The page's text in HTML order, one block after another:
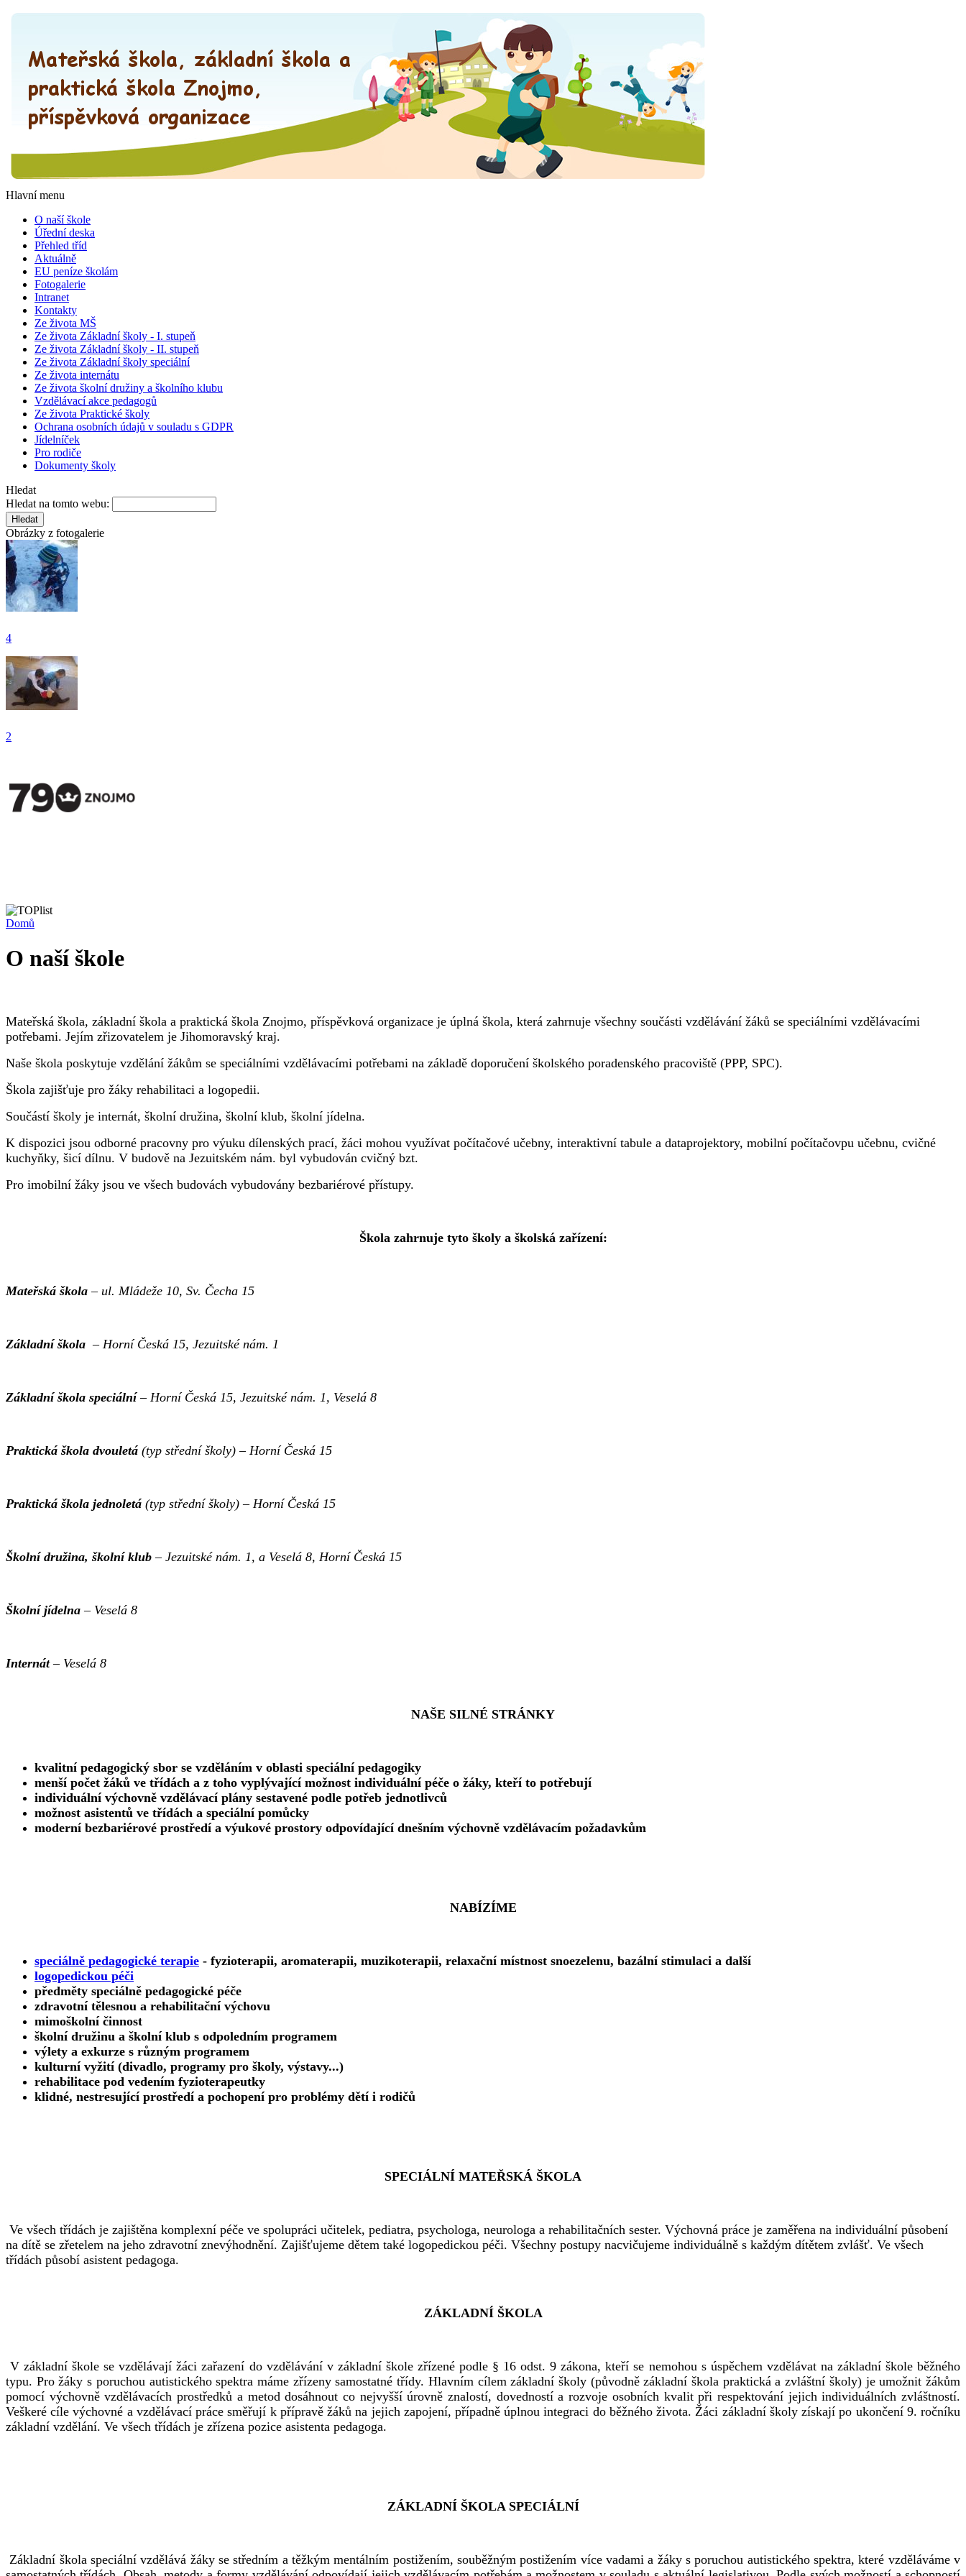
Hlavní menu
O naší škole
Úřední deska
Přehled tříd
Aktuálně
EU peníze školám
Fotogalerie
Intranet
Kontakty
Ze života MŠ
Ze života Základní školy - I. stupeň
Ze života Základní školy - II. stupeň
Ze života Základní školy speciální
Ze života internátu
Ze života školní družiny a školního klubu
Vzdělávací akce pedagogů
Ze života Praktické školy
Ochrana osobních údajů v souladu s GDPR
Jídelníček
Pro rodiče
Dokumenty školy
Hledat
Hledat na tomto webu:
Obrázky z fotogalerie
4
2
Domů
O naší škole
Mateřská škola, základní škola a praktická škola Znojmo, příspěvková organizace je úplná škola, která zahrnuje všechny součásti vzdělávání žáků se speciálními vzdělávacími
potřebami. Jejím zřizovatelem je Jihomoravský kraj.
Naše škola poskytuje vzdělání žákům se speciálními vzdělávacími potřebami na základě doporučení školského poradenského pracoviště (PPP, SPC).
Škola zajišťuje pro žáky rehabilitaci a logopedii.
Součástí školy je internát, školní družina, školní klub, školní jídelna.
K dispozici jsou odborné pracovny pro výuku dílenských prací, žáci mohou využívat počítačové učebny, interaktivní tabule a dataprojektory, mobilní počítačovpu učebnu, cvičné
kuchyňky, šicí dílnu. V budově na Jezuitském nám. byl vybudován cvičný bzt.
Pro imobilní žáky jsou ve všech budovách vybudovány bezbariérové přístupy.
Škola zahrnuje tyto školy a školská zařízení:
Mateřská škola–ul. Mládeže 10, Sv. Čecha 15
Základní škola– Horní Česká 15, Jezuitské nám. 1
Základní škola speciální– Horní Česká 15, Jezuitské nám. 1, Veselá 8
Praktická škola dvouletá (typ střední školy) – Horní Česká 15
Praktická škola jednoletá (typ střední školy) – Horní Česká 15
Školní družina, školní klub– Jezuitské nám. 1, a Veselá 8, Horní Česká 15
Školní jídelna–Veselá 8
Internát–Veselá 8
NAŠE SILNÉ STRÁNKY
kvalitní pedagogický sbor se vzděláním v oblasti speciální pedagogiky
menší počet žáků ve třídách a z toho vyplývající možnost individuální péče o žáky, kteří to potřebují
individuální výchovně vzdělávací plány sestavené podle potřeb jednotlivců
možnost asistentů ve třídách a speciální pomůcky
moderní bezbariérové prostředí a výukové prostory odpovídající dnešním výchovně vzdělávacím požadavkům
NABÍZÍME
speciálně pedagogické terapie - fyzioterapii, aromaterapii, muzikoterapii, relaxační místnost snoezelenu, bazální stimulaci a další
logopedickou péči
předměty speciálně pedagogické péče
zdravotní tělesnou a rehabilitační výchovu
mimoškolní činnost
školní družinu a školní klub s odpoledním programem
výlety a exkurze s různým programem
kulturní vyžití (divadlo, programy pro školy, výstavy...)
rehabilitace pod vedením fyzioterapeutky
klidné, nestresující prostředí a pochopení pro problémy dětí i rodičů
SPECIÁLNÍ MATEŘSKÁ ŠKOLA
Ve všech třídách je zajištěna komplexní péče ve spolupráci učitelek, pediatra, psychologa, neurologa a rehabilitačních sester. Výchovná práce je zaměřena na individuální působení
na dítě se zřetelem na jeho zdravotní znevýhodnění. Zajišťujeme dětem také logopedickou péči. Všechny postupy nacvičujeme individuálně s každým dítětem zvlášť. Ve všech
třídách působí asistent pedagoga.
ZÁKLADNÍ ŠKOLA
V základní škole se vzdělávají žáci zařazení do vzdělávání v základní škole zřízené podle § 16 odst. 9 zákona, kteří se nemohou s úspěchem vzdělávat na základní škole běžného
typu. Pro žáky s poruchou autistického spektra máme zřízeny samostatné třídy. Hlavním cílem základní školy (původně základní škola praktická a zvláštní školy) je umožnit žákům
pomocí výchovně vzdělávacích prostředků a metod dosáhnout co nejvyšší úrovně znalostí, dovedností a rozvoje osobních kvalit při respektování jejich individuálních zvláštností.
Veškeré cíle výchovné a vzdělávací práce směřují k přípravě žáků na jejich zapojení, případně úplnou integraci do běžného života. Žáci základní školy získají po ukončení 9. ročníku
základní vzdělání. Ve všech třídách je zřízena pozice asistenta pedagoga.
ZÁKLADNÍ ŠKOLA SPECIÁLNÍ
Základní škola speciální vzdělává žáky se středním a těžkým mentálním postižením, souběžným postižením více vadami a žáky s poruchou autistického spektra, které vzděláváme v